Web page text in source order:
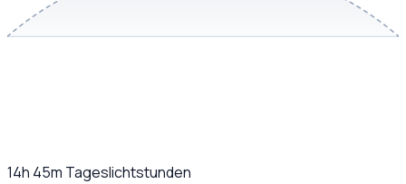
14h 45m Tageslichtstunden